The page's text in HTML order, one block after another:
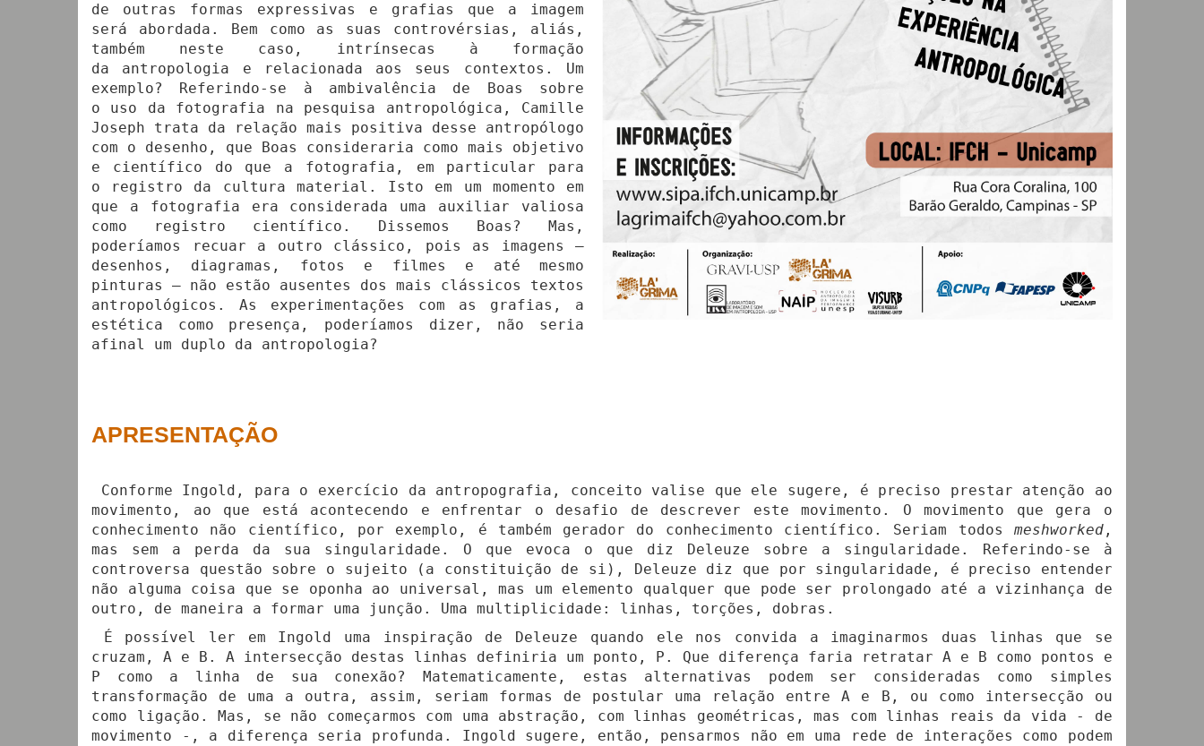
de outras formas expressivas e grafias que a imagem
será abordada. Bem como as suas controvérsias, aliás,
também neste caso, intrínsecas à formação
da antropologia e relacionada aos seus contextos. Um
exemplo? Referindo-se à ambivalência de Boas sobre
o uso da fotografia na pesquisa antropológica, Camille
Joseph trata da relação mais positiva desse antropólogo
com o desenho, que Boas consideraria como mais objetivo
e científico do que a fotografia, em particular para
o registro da cultura material. Isto em um momento em
que a fotografia era considerada uma auxiliar valiosa
como registro científico. Dissemos Boas? Mas,
poderíamos recuar a outro clássico, pois as imagens –
desenhos, diagramas, fotos e filmes e até mesmo
pinturas – não estão ausentes dos mais clássicos textos
antropológicos. As experimentações com as grafias, a
estética como presença, poderíamos dizer, não seria
afinal um duplo da antropologia?
APRESENTAÇÃO
Conforme Ingold, para o exercício da antropografia, conceito valise que ele sugere, é preciso prestar atenção ao
movimento, ao que está acontecendo e enfrentar o desafio de descrever este movimento. O movimento que gera o
conhecimento não científico, por exemplo, é também gerador do conhecimento científico. Seriam todos meshworked ,
mas sem a perda da sua singularidade. O que evoca o que diz Deleuze sobre a singularidade. Referindo-se à
controversa questão sobre o sujeito (a constituição de si), Deleuze diz que por singularidade, é preciso entender
não alguma coisa que se oponha ao universal, mas um elemento qualquer que pode ser prolongado até a vizinhança de
outro, de maneira a formar uma junção. Uma multiplicidade: linhas, torções, dobras.
É possível ler em Ingold uma inspiração de Deleuze quando ele nos convida a imaginarmos duas linhas que se
cruzam, A e B. A intersecção destas linhas definiria um ponto, P. Que diferença faria retratar A e B como pontos e
P como a linha de sua conexão? Matematicamente, estas alternativas podem ser consideradas como simples
transformação de uma a outra, assim, seriam formas de postular uma relação entre A e B, ou como intersecção ou
como ligação. Mas, se não começarmos com uma abstração, com linhas geométricas, mas com linhas reais da vida - de
movimento -, a diferença seria profunda. Ingold sugere, então, pensarmos não em uma rede de interações como podem